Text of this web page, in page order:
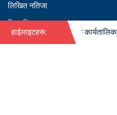
लिखित नतिजा
सिफारिस
हाईलाइटहरू:
पदपूर्ति सम्बन्धी वार्षिक कार्यतालिका